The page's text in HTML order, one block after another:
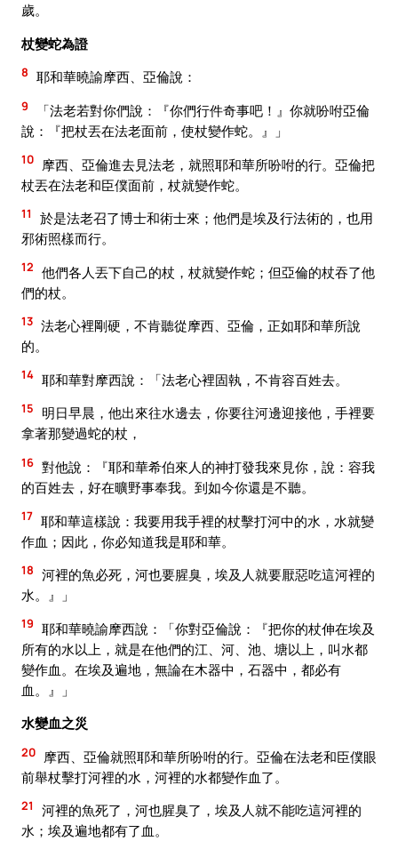
歲。
杖變蛇為證
8 耶和華曉諭摩西、亞倫說：
9
「法老若對你們說：『你們行件奇事吧！』你就吩咐亞倫
說：『把杖丟在法老面前，使杖變作蛇。』」
10 摩西、亞倫進去見法老，就照耶和華所吩咐的行。亞倫把
杖丟在法老和臣僕面前，杖就變作蛇。
11
於是法老召了博士和術士來；他們是埃及行法術的，也用
邪術照樣而行。
12 他們各人丟下自己的杖，杖就變作蛇；但亞倫的杖吞了他
們的杖。
13 法老心裡剛硬，不肯聽從摩西、亞倫，正如耶和華所說
的。
14 耶和華對摩西說：「法老心裡固執，不肯容百姓去。
15
明日早晨，他出來往水邊去，你要往河邊迎接他，手裡要
拿著那變過蛇的杖，
16 對他說：『耶和華希伯來人的神打發我來見你，說：容我
的百姓去，好在曠野事奉我。到如今你還是不聽。
17 耶和華這樣說：我要用我手裡的杖擊打河中的水，水就變
作血；因此，你必知道我是耶和華。
18 河裡的魚必死，河也要腥臭，埃及人就要厭惡吃這河裡的
水。』」
19 耶和華曉諭摩西說：「你對亞倫說：『把你的杖伸在埃及
所有的水以上，就是在他們的江、河、池、塘以上，叫水都
變作血。在埃及遍地，無論在木器中，石器中，都必有
血。』」
水變血之災
20 摩西、亞倫就照耶和華所吩咐的行。亞倫在法老和臣僕眼
前舉杖擊打河裡的水，河裡的水都變作血了。
21
河裡的魚死了，河也腥臭了，埃及人就不能吃這河裡的
水；埃及遍地都有了血。